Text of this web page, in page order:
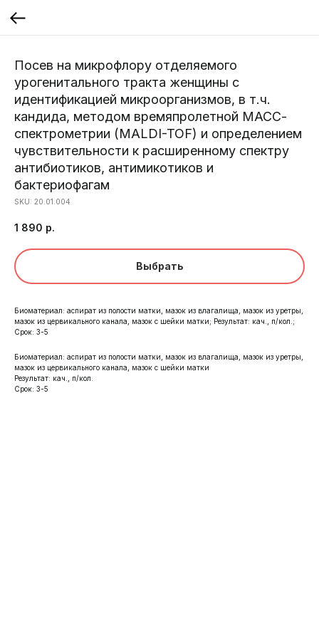
Посев на микрофлору отделяемого
урогенитального тракта женщины с
идентификацией микроорганизмов, в т.ч.
кандида, методом времяпролетной МАСС-
спектрометрии (MALDI-TOF) и определением
чувствительности к расширенному спектру
антибиотиков, антимикотиков и
бактериофагам
SKU: 20.01.004
1 890 р.
Выбрать
Биоматериал: аспират из полости матки, мазок из влагалища, мазок из уретры,
мазок из цервикального канала, мазок с шейки матки; Результат: кач., п/кол.;
Срок: 3-5
Биоматериал: аспират из полости матки, мазок из влагалища, мазок из уретры,
мазок из цервикального канала, мазок с шейки матки
Результат: кач., п/кол.
Срок: 3-5